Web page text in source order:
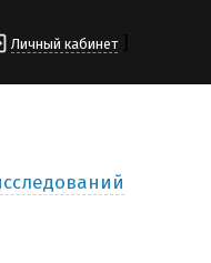
Личный кабинет